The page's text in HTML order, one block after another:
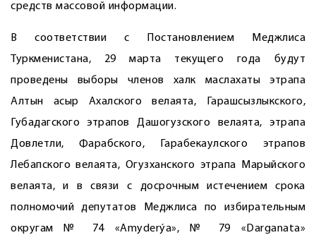
средств массовой информации.
В соответствии с Постановлением Медж­лиса
Туркменистана, 29 марта текущего года будут
проведены выборы членов халк маслахаты этрапа
Алтын асыр Ахалского велаята, Гарашсызлыкского,
Губадагского этрапов Дашогузского велаята, этрапа
Довлетли, Фарабского, Гарабекаулского этрапов
Лебапского велаята, Огузханского этрапа Марыйского
велаята, и в связи с досрочным истечением срока
полномочий депутатов Меджлиса по избирательным
округам № 74 «Amyderýa», № 79 «Darganata»